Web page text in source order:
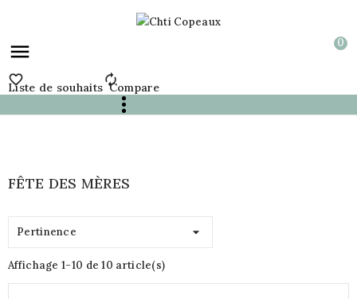
 0

Liste de souhaits
Compare
FÊTE DES MÈRES
Pertinence 
Affichage 1-10 de 10 article(s)